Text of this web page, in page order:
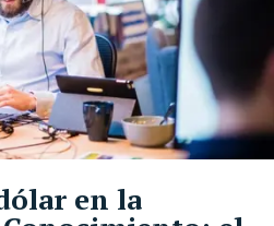
en la